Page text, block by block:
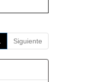
Siguiente